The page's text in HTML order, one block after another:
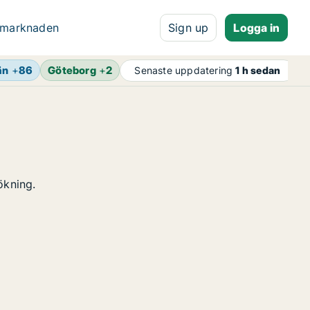
Sign up Logga in
+86 Göteborg+2 Senaste uppdatering1 h sedan